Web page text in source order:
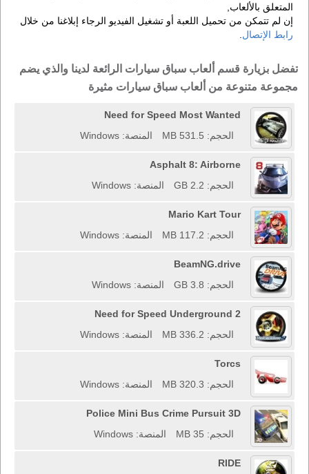
المتعلق بالألعاب,
إن لم تتمكن من تحميل اللعبة أو تشغيل الفيديو الرجاء إبلاغنا من خلال
رابط الإتصال
تفضل بزيارة قسم ألعاب سباق سيارات الرائعة لدينا والذي يضم
مجموعة متنوعة من ألعاب سباق سيارات مثيرة
Need for Speed Most Wanted
الحجم: 531.5 MB
المنصة: Windows
Asphalt 8: Airborne
الحجم: 2.2 GB
المنصة: Windows
Mario Kart Tour
الحجم: 117.2 MB
المنصة: Windows
BeamNG.drive
الحجم: 3.8 GB
المنصة: Windows
Need for Speed Underground 2
الحجم: 336.2 MB
المنصة: Windows
Torcs
الحجم: 320.3 MB
المنصة: Windows
Police Mini Bus Crime Pursuit 3D
الحجم: 35 MB
المنصة: Windows
RIDE